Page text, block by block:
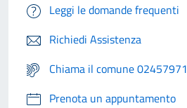
Leggi le domande frequenti
Richiedi Assistenza
Chiama il comune 02457971
Prenota un appuntamento